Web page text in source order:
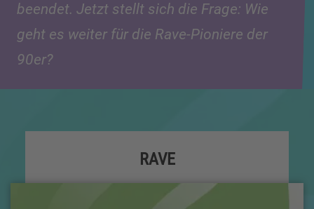
beendet. Jetzt stellt sich die Frage: Wie
geht es weiter für die Rave-Pioniere der
90er?
RAVE